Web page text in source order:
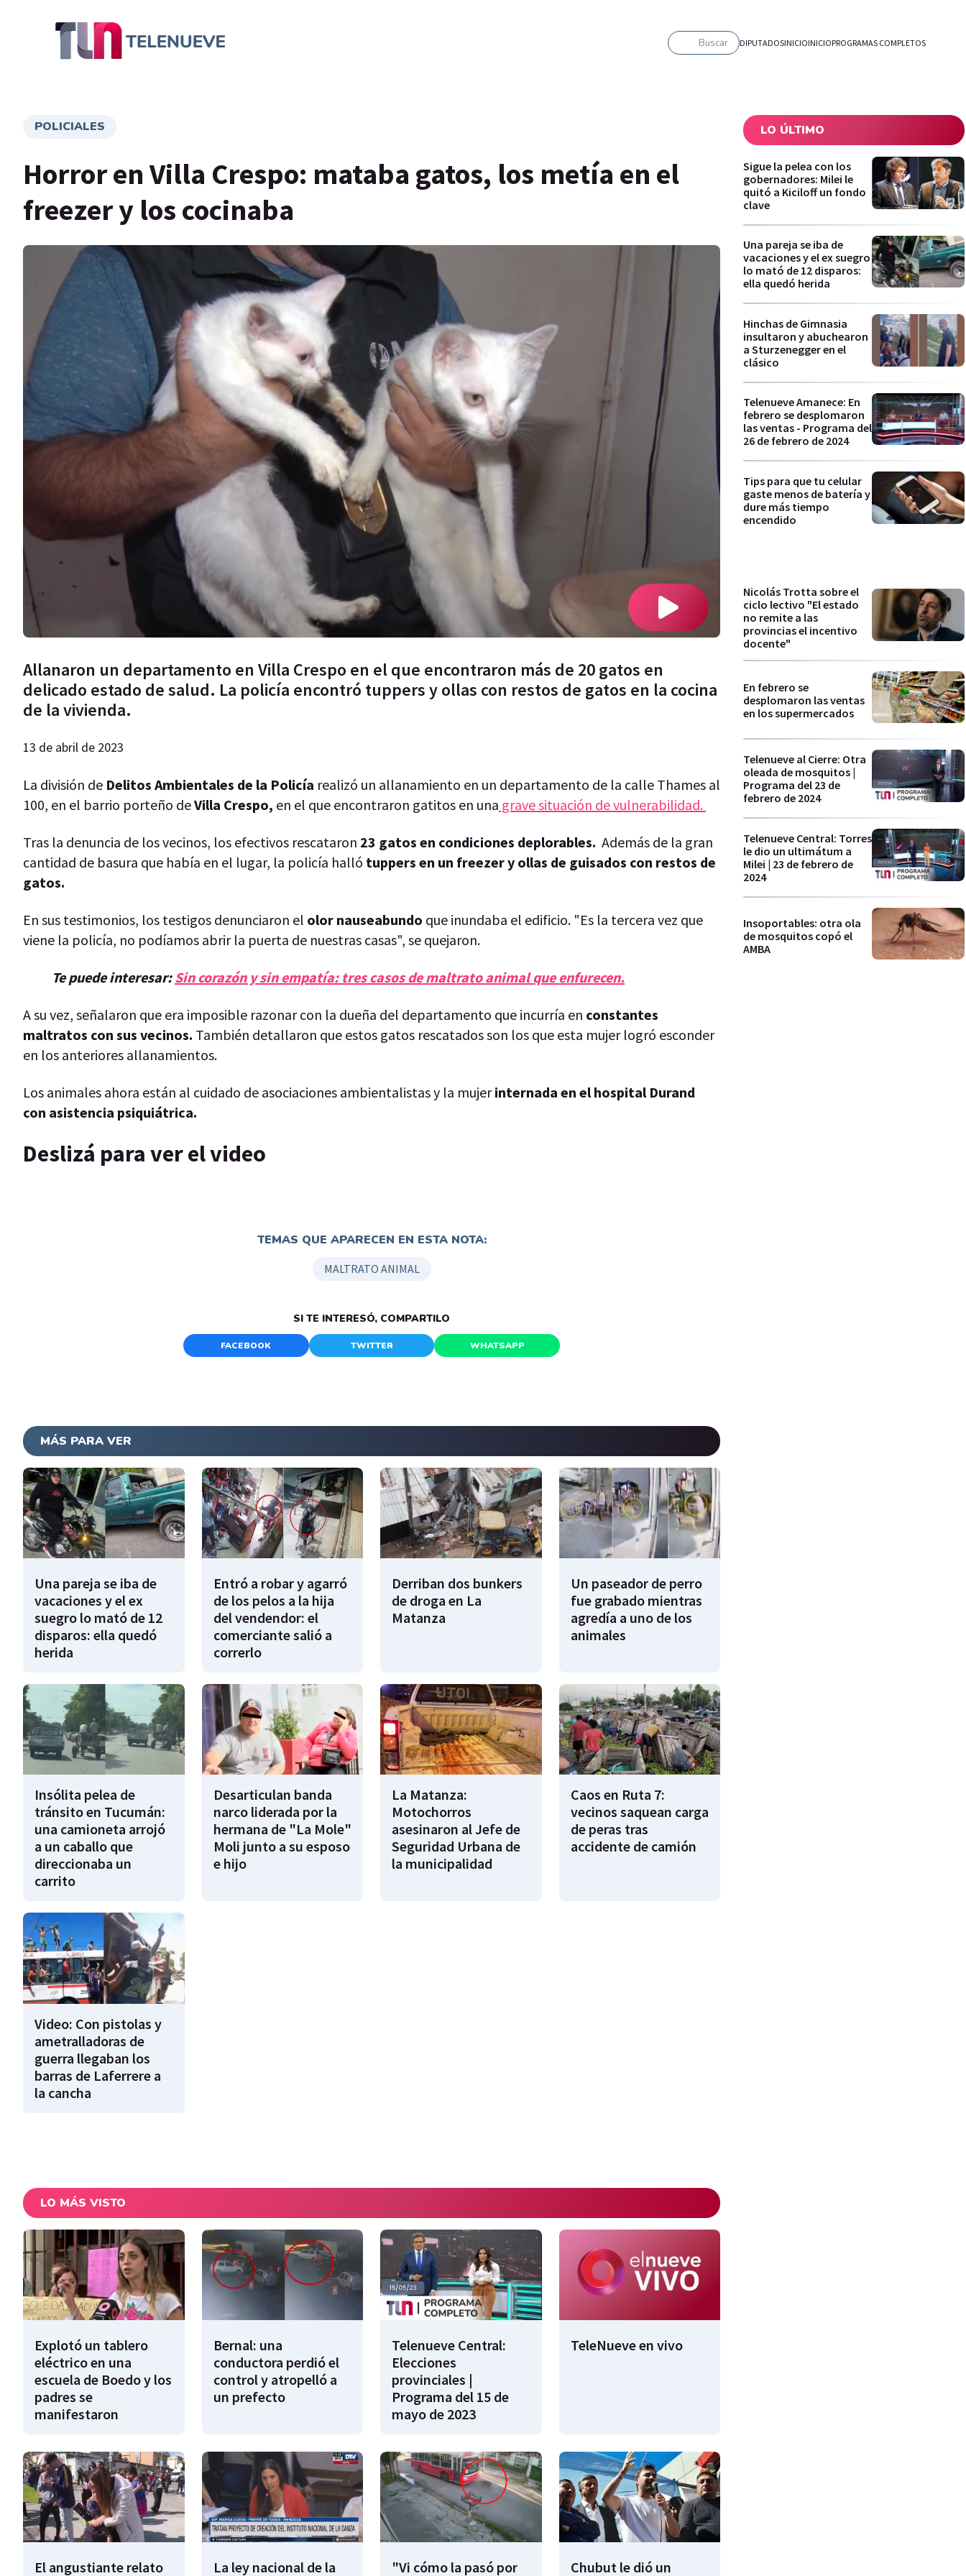
Buscar DIPUTADOSINICIOINICIOPROGRAMAS COMPLETOS
POLICIALES
Horror en Villa Crespo: mataba gatos, los metía en el
freezer y los cocinaba
Allanaron un departamento en Villa Crespo en el que encontraron más de 20 gatos en
delicado estado de salud. La policía encontró tuppers y ollas con restos de gatos en la cocina
de la vivienda.
13 de abril de 2023
La división de Delitos Ambientales de la Policía realizó un allanamiento en un departamento de la calle Thames al
100, en el barrio porteño deVilla Crespo, en el que encontraron gatitos en una grave situación de vulnerabilidad.
Tras la denuncia de los vecinos, los efectivos rescataron 23 gatos en condiciones deplorables. Además de la gran
cantidad de basura que había en el lugar, la policía halló tuppers en un freezer y ollas de guisados con restos de
gatos.
En sus testimonios, los testigos denunciaron el olor nauseabundo que inundaba el edificio. "Es la tercera vez que
viene la policía, no podíamos abrir la puerta de nuestras casas", se quejaron.
Te puede interesar:Sin corazón y sin empatía: tres casos de maltrato animal que enfurecen.
A su vez, señalaron que era imposible razonar con la dueña del departamento que incurría en constantes
maltratos con sus vecinos. También detallaron que estos gatos rescatados son los que esta mujer logró esconder
en los anteriores allanamientos.
Los animales ahora están al cuidado de asociaciones ambientalistas y la mujerinternada en el hospital Durand
con asistencia psiquiátrica.
Deslizá para ver el video
TEMAS QUE APARECEN EN ESTA NOTA:
MALTRATO ANIMAL
SI TE INTERESÓ, COMPARTILO
FACEBOOK TWITTER WHATSAPP
MÁS PARA VER
Una pareja se iba de
vacaciones y el ex
suegro lo mató de 12
disparos: ella quedó
herida
Entró a robar y agarró
de los pelos a la hija
del vendendor: el
comerciante salió a
correrlo
Derriban dos bunkers
de droga en La
Matanza
Un paseador de perro
fue grabado mientras
agredía a uno de los
animales
Insólita pelea de
tránsito en Tucumán:
una camioneta arrojó
a un caballo que
direccionaba un
carrito
Desarticulan banda
narco liderada por la
hermana de "La Mole"
Moli junto a su esposo
e hijo
La Matanza:
Motochorros
asesinaron al Jefe de
Seguridad Urbana de
la municipalidad
Caos en Ruta 7:
vecinos saquean carga
de peras tras
accidente de camión
Video: Con pistolas y
ametralladoras de
guerra llegaban los
barras de Laferrere a
la cancha
LO MÁS VISTO
Explotó un tablero
eléctrico en una
escuela de Boedo y los
padres se
manifestaron
Bernal: una
conductora perdió el
control y atropelló a
un prefecto
Telenueve Central:
Elecciones
provinciales |
Programa del 15 de
mayo de 2023
TeleNueve en vivo
El angustiante relato
La ley nacional de la
"Vi cómo la pasó por
Chubut le dió un
LO ÚLTIMO
Sigue la pelea con los
gobernadores: Milei le
quitó a Kiciloff un fondo
clave
Una pareja se iba de
vacaciones y el ex suegro
lo mató de 12 disparos:
ella quedó herida
Hinchas de Gimnasia
insultaron y abuchearon
a Sturzenegger en el
clásico
Telenueve Amanece: En
febrero se desplomaron
las ventas - Programa del
26 de febrero de 2024
Tips para que tu celular
gaste menos de batería y
dure más tiempo
encendido
Nicolás Trotta sobre el
ciclo lectivo "El estado
no remite a las
provincias el incentivo
docente"
En febrero se
desplomaron las ventas
en los supermercados
Telenueve al Cierre: Otra
oleada de mosquitos |
Programa del 23 de
febrero de 2024
Telenueve Central: Torres
le dio un ultimátum a
Milei | 23 de febrero de
2024
Insoportables: otra ola
de mosquitos copó el
AMBA